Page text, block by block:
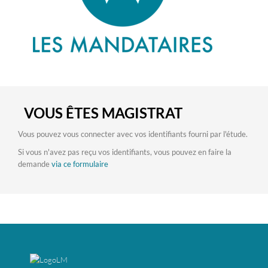
VOUS ÊTES MAGISTRAT
Vous pouvez vous connecter avec vos identifiants fourni par l'étude.
Si vous n'avez pas reçu vos identifiants, vous pouvez en faire la
demandevia ce formulaire